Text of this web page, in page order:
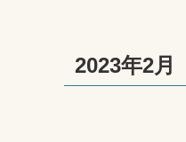
2023年2月